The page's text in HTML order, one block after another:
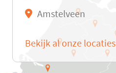
Amstelveen
Bekijk al onze locaties